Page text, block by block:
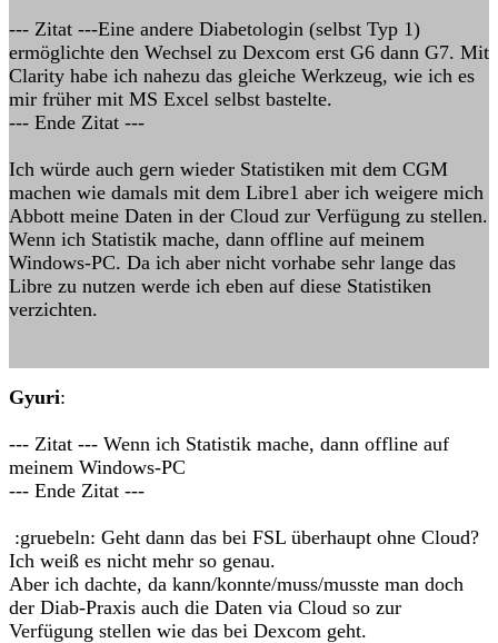
--- Zitat ---Eine andere Diabetologin (selbst Typ 1)
ermöglichte den Wechsel zu Dexcom erst G6 dann G7. Mit
Clarity habe ich nahezu das gleiche Werkzeug, wie ich es
mir früher mit MS Excel selbst bastelte.
--- Ende Zitat ---
Ich würde auch gern wieder Statistiken mit dem CGM
machen wie damals mit dem Libre1 aber ich weigere mich
Abbott meine Daten in der Cloud zur Verfügung zu stellen.
Wenn ich Statistik mache, dann offline auf meinem
Windows-PC. Da ich aber nicht vorhabe sehr lange das
Libre zu nutzen werde ich eben auf diese Statistiken
verzichten.
Gyuri:
--- Zitat --- Wenn ich Statistik mache, dann offline auf
meinem Windows-PC
--- Ende Zitat ---
:gruebeln: Geht dann das bei FSL überhaupt ohne Cloud?
Ich weiß es nicht mehr so genau.
Aber ich dachte, da kann/konnte/muss/musste man doch
der Diab-Praxis auch die Daten via Cloud so zur
Verfügung stellen wie das bei Dexcom geht.